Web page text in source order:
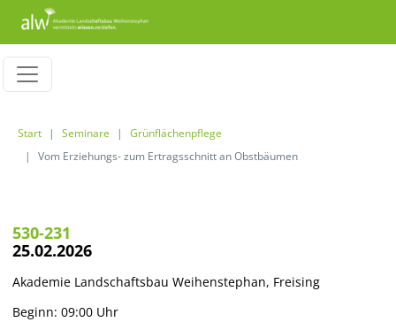
Start Seminare
Grünflächenpflege
Vom Erziehungs- zum Ertragsschnitt an Obstbäumen
530-231
25.02.2026
Akademie Landschaftsbau Weihenstephan, Freising
Beginn: 09:00 Uhr